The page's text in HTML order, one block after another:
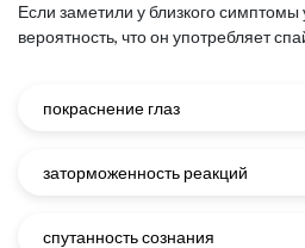
Если заметили у близкого симптомы
вероятность, что он употребляет
покраснение глаз
заторможенность реакций
спутанность сознания